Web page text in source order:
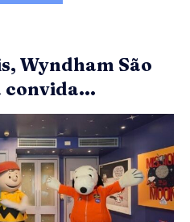
Wyndham São